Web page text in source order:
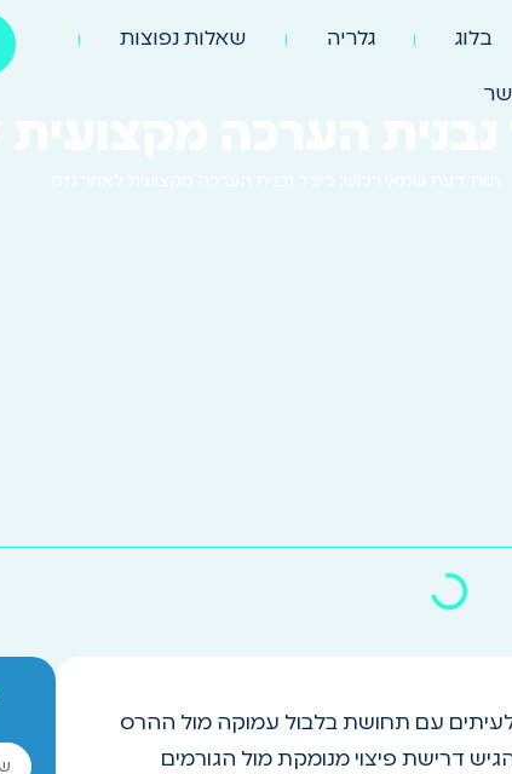
בלוג גלריה שאלות נפוצות
עם תחושת בלבול עמוקה מול ההרס
דרישת פיצוי מנומקת מול הגורמים